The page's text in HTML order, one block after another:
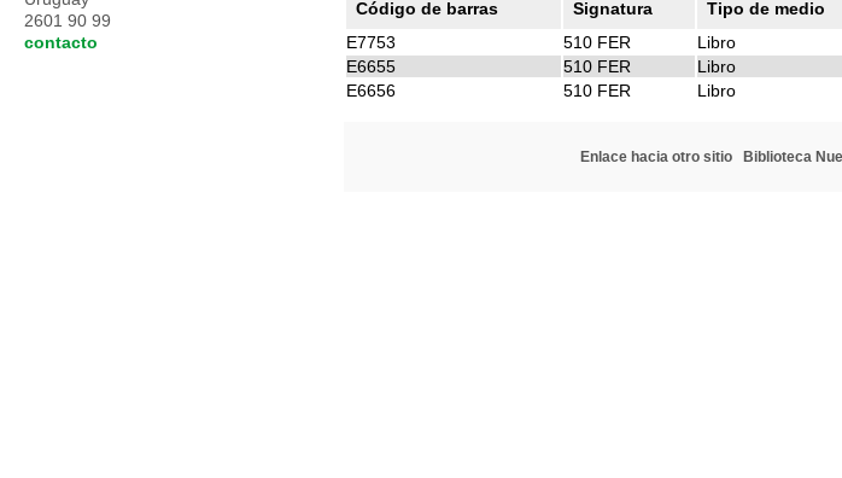
Código de barras Signatura Tipo de medio
E7753
510 FER Libro
E6655
510 FER Libro
E6656
510 FER Libro
Enlace hacia otro sitio Biblioteca
2601 90 99
contacto